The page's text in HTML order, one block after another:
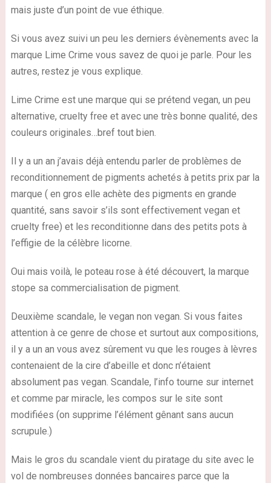
mais juste d’un point de vue éthique.
Si vous avez suivi un peu les derniers évènements avec la
marque Lime Crime vous savez de quoi je parle. Pour les
autres, restez je vous explique.
Lime Crime est une marque qui se prétend vegan, un peu
alternative, cruelty free et avec une très bonne qualité, des
couleurs originales…bref tout bien.
Il y a un an j’avais déjà entendu parler de problèmes de
reconditionnement de pigments achetés à petits prix par la
marque ( en gros elle achète des pigments en grande
quantité, sans savoir s’ils sont effectivement vegan et
cruelty free) et les reconditionne dans des petits pots à
l’effigie de la célèbre licorne.
Oui mais voilà, le poteau rose à été découvert, la marque
stope sa commercialisation de pigment.
Deuxième scandale, le vegan non vegan. Si vous faites
attention à ce genre de chose et surtout aux compositions,
il y a un an vous avez sûrement vu que les rouges à lèvres
contenaient de la cire d’abeille et donc n’étaient
absolument pas vegan. Scandale, l’info tourne sur internet
et comme par miracle, les compos sur le site sont
modifiées (on supprime l’élément gênant sans aucun
scrupule.)
Mais le gros du scandale vient du piratage du site avec le
vol de nombreuses données bancaires parce que la